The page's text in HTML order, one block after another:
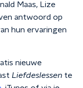
Maas, Lize
antwoord op
hun ervaringen
nieuwe
Liefdeslessen te